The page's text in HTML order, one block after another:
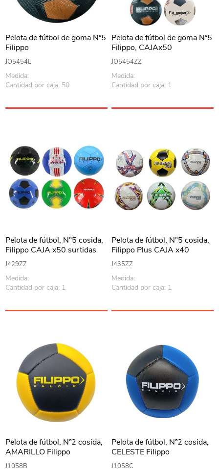
Pelota de fútbol de goma Nº5
Filippo
JO5454E
Medida:
Cantidad por caja: 50
Pelota de fútbol de goma Nº5
Filippo, CAJAx50
JO5454ZZ
Medida:
Cantidad por caja: 1
Pelota de fútbol, N°5 cosida,
Filippo CAJA x50 surtidas
J429ZZ
Medida:
Cantidad por caja: 1
Pelota de fútbol, N°5 cosida,
Filippo Plus CAJA x40
surtidas
J435ZZ
Medida:
Cantidad por caja: 1
Pelota de fútbol, Nº2 cosida,
AMARILLO Filippo
J1058B
Pelota de fútbol, Nº2 cosida,
CELESTE Filippo
J1058C